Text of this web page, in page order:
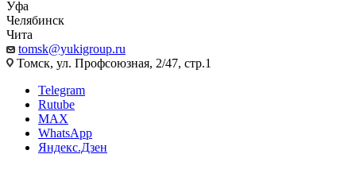
Уфа
Челябинск
Чита
tomsk@yukigroup.ru
Томск, ул. Профсоюзная, 2/47, стр.1
Telegram
Rutube
MAX
WhatsApp
Яндекс.Дзен